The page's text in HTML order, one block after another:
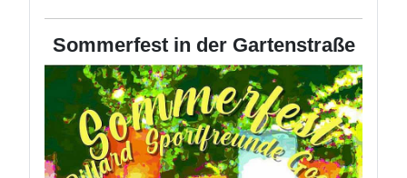
Sommerfest in der Gartenstraße